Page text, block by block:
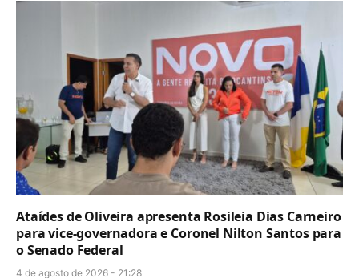
Ataídes de Oliveira apresenta Rosileia Dias Carneiro
para vice-governadora e Coronel Nilton Santos para
o Senado Federal
4 de agosto de 2026 - 21:28